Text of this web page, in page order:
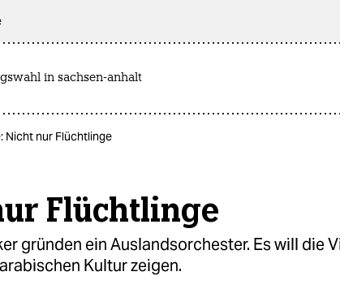
in sachsen-anhalt
Nicht nur Flüchtlinge
Flüchtlinge
gründen ein Auslandsorchester. Es will die
Kultur zeigen.